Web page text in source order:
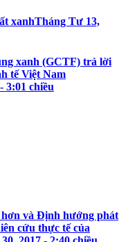
xanhTháng Tư 13,
xanh (GCTF) trả lời
tế Việt Nam
3:01 chiều
hơn và Định hướng phát
cứu thực tế của